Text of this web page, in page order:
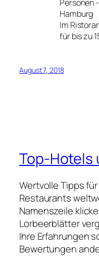
Im
für bis zu
August 7, 2018
Top-Hotels
Wertvolle Tipps
Restaurants
Namenszeile
Lorbeerblätter
Ihre Erfahrungen
Bewertungen